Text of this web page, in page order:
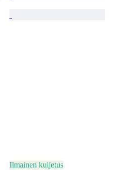
Ilmainen kuljetus